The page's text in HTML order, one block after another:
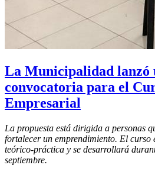
La Municipalidad lanzó
convocatoria para el
Empresarial
La propuesta está dirigida a personas
fortalecer un emprendimiento. El curso
teórico-práctica y se desarrollará
septiembre.